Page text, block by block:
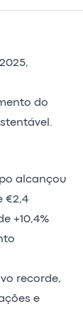
do
alcançou
€2,4
+10,4%
recorde,
e